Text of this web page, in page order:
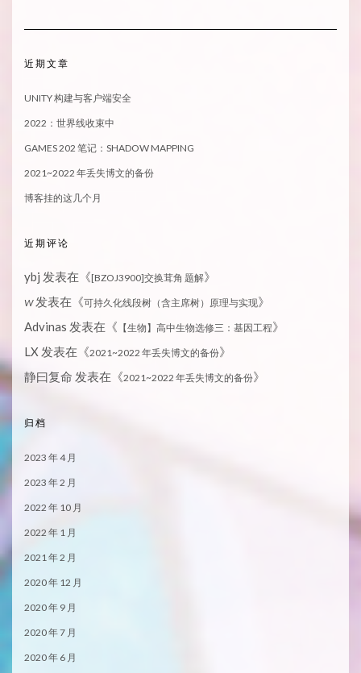
近期文章
UNITY 构建与客户端安全
2022：世界线收束中
GAMES 202 笔记：SHADOW MAPPING
2021~2022 年丢失博文的备份
博客挂的这几个月
近期评论
ybj 发表在《[BZOJ3900]交换茸角 题解》
W发表在《可持久化线段树（含主席树）原理与实现》
Advinas 发表在《 【生物】高中生物选修三：基因工程》
LX 发表在《2021~2022 年丢失博文的备份》
静曰复命 发表在《2021~2022 年丢失博文的备份》
归档
2023 年 4 月
2023 年 2 月
2022 年 10 月
2022 年 1 月
2021 年 2 月
2020 年 12 月
2020 年 9 月
2020 年 7 月
2020 年 6 月